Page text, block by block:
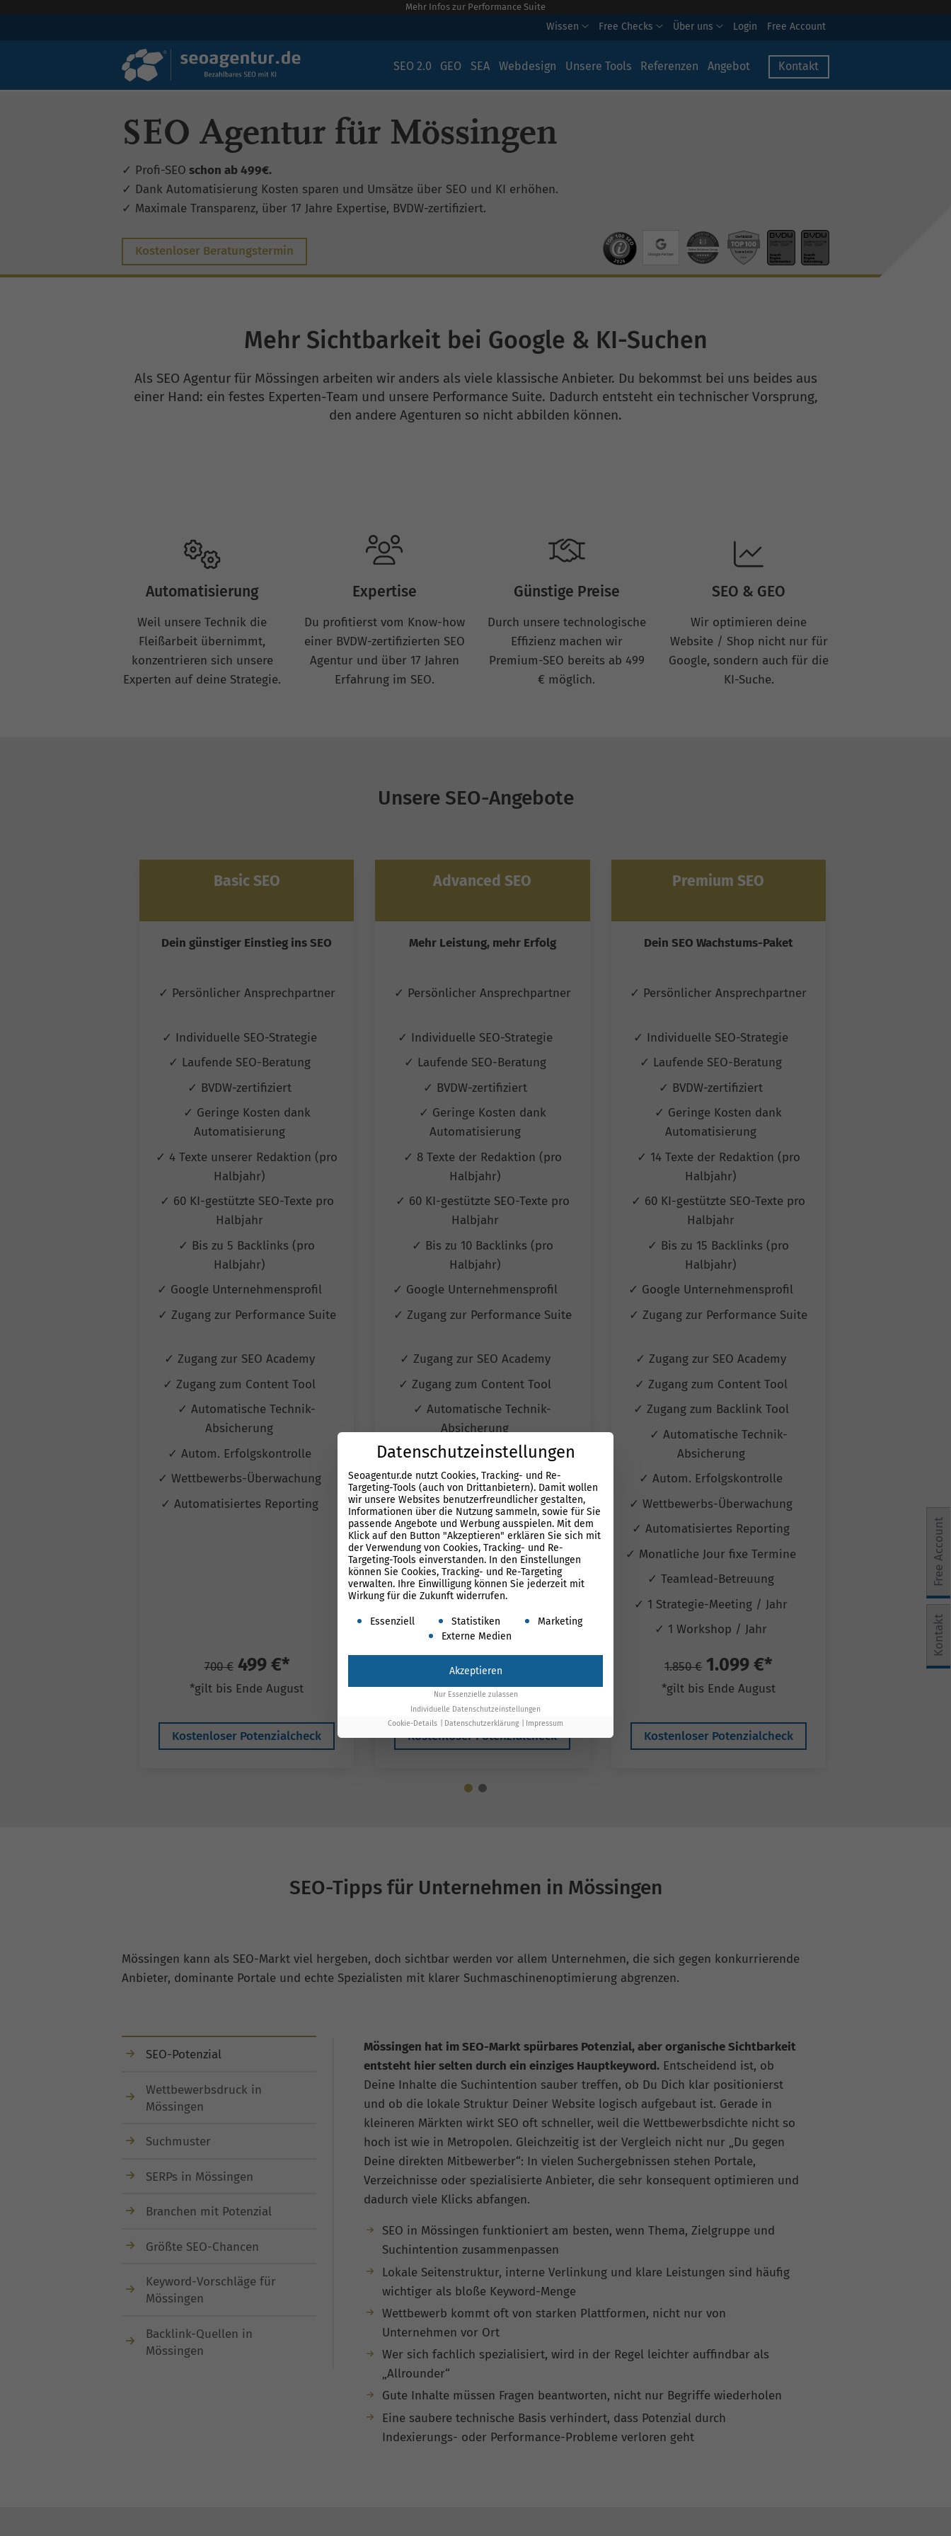
Mehr Infos zur Performance Suite
Wissen Free Checks Über uns Login Free Account
SEO 2.0 GEO SEA Webdesign Unsere Tools Referenzen Angebot Kontakt
SEO Agentur für Mössingen
✓ Profi-SEO schon ab 499€.
✓ Dank Automatisierung Kosten sparen und Umsätze über SEO und KI erhöhen.
✓ Maximale Transparenz, über 17 Jahre Expertise, BVDW-zertifiziert.
Kostenloser Beratungstermin
Mehr Sichtbarkeit bei Google & KI-Suchen
Als SEO Agentur für Mössingen arbeiten wir anders als viele klassische Anbieter. Du bekommst bei uns beides aus
einer Hand: ein festes Experten-Team und unsere Performance Suite. Dadurch entsteht ein technischer Vorsprung,
den andere Agenturen so nicht abbilden können.
Automatisierung
Weil unsere Technik die
Fleißarbeit übernimmt,
konzentrieren sich unsere
Experten auf deine Strategie.
Expertise
Du profitierst vom Know-how
einer BVDW-zertifizierten SEO
Agentur und über 17 Jahren
Erfahrung im SEO.
Günstige Preise
Durch unsere technologische
Effizienz machen wir
Premium-SEO bereits ab 499
€ möglich.
SEO & GEO
Wir optimieren deine
Website / Shop nicht nur für
Google, sondern auch für die
KI-Suche.
Unsere SEO-Angebote
Basic SEO
Dein günstiger Einstieg ins SEO
✓ Persönlicher Ansprechpartner
✓ Individuelle SEO-Strategie
✓ Laufende SEO-Beratung
✓ BVDW-zertifiziert
✓ Geringe Kosten dank
Automatisierung
✓ 4 Texte unserer Redaktion (pro
Halbjahr)
✓ 60 KI-gestützte SEO-Texte pro
Halbjahr
✓ Bis zu 5 Backlinks (pro
Halbjahr)
✓ Google Unternehmensprofil
✓ Zugang zur Performance Suite
✓ Zugang zur SEO Academy
✓ Zugang zum Content Tool
✓ Automatische Technik-
Absicherung
✓ Autom. Erfolgskontrolle
✓ Wettbewerbs-Überwachung
✓ Automatisiertes Reporting
700 €499 €*
*gilt bis Ende August
Kostenloser Potenzialcheck
Advanced SEO
Mehr Leistung, mehr Erfolg
✓ Persönlicher Ansprechpartner
✓ Individuelle SEO-Strategie
✓ Laufende SEO-Beratung
✓ BVDW-zertifiziert
✓ Geringe Kosten dank
Automatisierung
✓ 8 Texte der Redaktion (pro
Halbjahr)
✓ 60 KI-gestützte SEO-Texte pro
Halbjahr
✓ Bis zu 10 Backlinks (pro
Halbjahr)
✓ Google Unternehmensprofil
✓ Zugang zur Performance Suite
✓ Zugang zur SEO Academy
✓ Zugang zum Content Tool
✓ Automatische Technik-
Absicherung
✓ Autom. Erfolgskontrolle
✓ Wettbewerbs-Überwachung
✓ Automatisiertes Reporting
✓ Quartals Jour fixe Termine
1.100 €699 €*
*gilt bis Ende August
Kostenloser Potenzialcheck
Premium SEO
Dein SEO Wachstums-Paket
✓ Persönlicher Ansprechpartner
✓ Individuelle SEO-Strategie
✓ Laufende SEO-Beratung
✓ BVDW-zertifiziert
✓ Geringe Kosten dank
Automatisierung
✓ 14 Texte der Redaktion (pro
Halbjahr)
✓ 60 KI-gestützte SEO-Texte pro
Halbjahr
✓ Bis zu 15 Backlinks (pro
Halbjahr)
✓ Google Unternehmensprofil
✓ Zugang zur Performance Suite
✓ Zugang zur SEO Academy
✓ Zugang zum Content Tool
✓ Zugang zum Backlink Tool
✓ Automatische Technik-
Absicherung
✓ Autom. Erfolgskontrolle
✓ Wettbewerbs-Überwachung
✓ Automatisiertes Reporting
✓ Monatliche Jour fixe Termine
✓ Teamlead-Betreuung
✓ 1 Strategie-Meeting / Jahr
✓ 1 Workshop / Jahr
1.850 € 1.099 €*
*gilt bis Ende August
Kostenloser Potenzialcheck
✓
✓
✓ Monatliche
✓
✓ 1
✓ 1
3.250 €
SEO-Tipps für Unternehmen in Mössingen
Mössingen kann als SEO-Markt viel hergeben, doch sichtbar werden vor allem Unternehmen, die sich gegen konkurrierende
Anbieter, dominante Portale und echte Spezialisten mit klarer Suchmaschinenoptimierung abgrenzen.
SEO-Potenzial
Wettbewerbsdruck in
Mössingen
Suchmuster
SERPs in Mössingen
Branchen mit Potenzial
Größte SEO-Chancen
Keyword-Vorschläge für
Mössingen
Backlink-Quellen in
Mössingen
Mössingen hat im SEO-Markt spürbares Potenzial, aber organische Sichtbarkeit
entsteht hier selten durch ein einziges Hauptkeyword. Entscheidend ist, ob
Deine Inhalte die Suchintention sauber treffen, ob Du Dich klar positionierst
und ob die lokale Struktur Deiner Website logisch aufgebaut ist. Gerade in
kleineren Märkten wirkt SEO oft schneller, weil die Wettbewerbsdichte nicht so
hoch ist wie in Metropolen. Gleichzeitig ist der Vergleich nicht nur „Du gegen
Deine direkten Mitbewerber“: In vielen Suchergebnissen stehen Portale,
Verzeichnisse oder spezialisierte Anbieter, die sehr konsequent optimieren und
dadurch viele Klicks abfangen.
SEO in Mössingen funktioniert am besten, wenn Thema, Zielgruppe und
Suchintention zusammenpassen
Lokale Seitenstruktur, interne Verlinkung und klare Leistungen sind häufig
wichtiger als bloße Keyword-Menge
Wettbewerb kommt oft von starken Plattformen, nicht nur von
Unternehmen vor Ort
Wer sich fachlich spezialisiert, wird in der Regel leichter auffindbar als
„Allrounder“
Gute Inhalte müssen Fragen beantworten, nicht nur Begriffe wiederholen
Eine saubere technische Basis verhindert, dass Potenzial durch
Indexierungs- oder Performance-Probleme verloren geht
Kontakt
Free Account
Datenschutzeinstellungen
Seoagentur.de nutzt Cookies, Tracking- und Re-
Targeting-Tools (auch von Drittanbietern). Damit wollen
wir unsere Websites benutzerfreundlicher gestalten,
Informationen über die Nutzung sammeln, sowie für Sie
passende Angebote und Werbung ausspielen. Mit dem
Klick auf den Button "Akzeptieren" erklären Sie sich mit
der Verwendung von Cookies, Tracking- und Re-
Targeting-Tools einverstanden. In den Einstellungen
können Sie Cookies, Tracking- und Re-Targeting
verwalten. Ihre Einwilligung können Sie jederzeit mit
Wirkung für die Zukunft widerrufen.
Es folgt eine Liste der Service-Gruppen, für die eine Einwilligung erteilt werden kann. Die erste Service-
Essenziell Statistiken
Marketing
Externe Medien
Akzeptieren
Nur Essenzielle zulassen
Individuelle Datenschutzeinstellungen
Cookie-Details
Datenschutzerklärung Impressum